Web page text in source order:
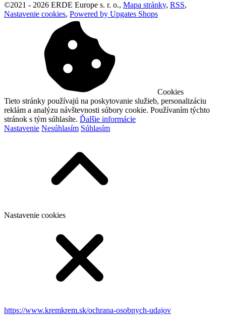
©2021 - 2026 ERDE Europe s. r. o., Mapa stránky, RSS,
Nastavenie cookies, Powered by Upgates Shops
Cookies
Tieto stránky používajú na poskytovanie služieb, personalizáciu
reklám a analýzu návštevnosti súbory cookie. Používaním týchto
stránok s tým súhlasíte. Ďalšie informácie
Nastavenie Nesúhlasím Súhlasím
Nastavenie cookies
https://www.kremkrem.sk/ochrana-osobnych-udajov